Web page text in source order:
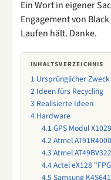
Ein Wort in eigener
Engagement von
Laufen hält. Danke.
INHALTSVERZEICHNIS
1 Ursprünglicher
2 Ideen fürs Recycling
3 Realisierte Ideen
4 Hardware
4.1 GPS Modul
4.2 Atmel
4.3 Atmel
4.4Actel eX128
4.5 Samsung